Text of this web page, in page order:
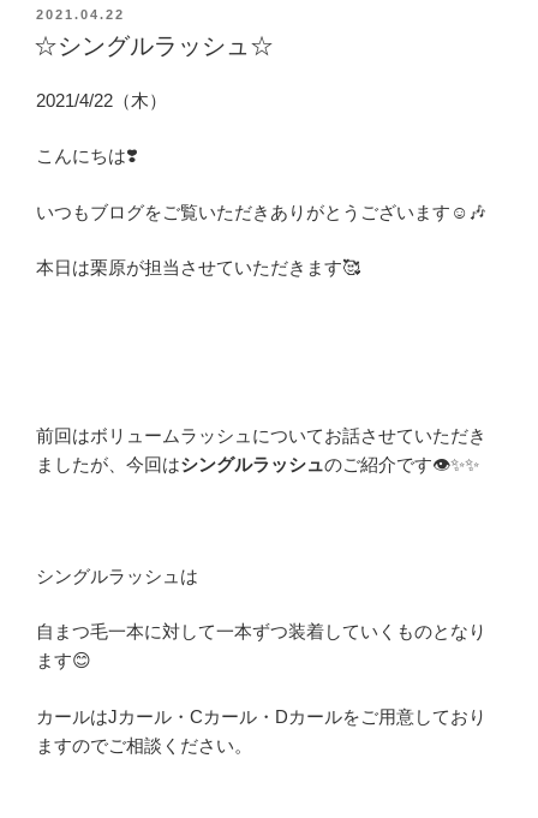
投
稿
日:
2021.04.22
☆シングルラッシュ☆
2021/4/22（木）
こんにちは❣️
いつもブログをご覧いただきありがとうございます☺️🎶
本日は栗原が担当させていただきます🥰
前回はボリュームラッシュについてお話させていただき
ましたが、今回はシングルラッシュのご紹介です👁✨✨
シングルラッシュは
自まつ毛一本に対して一本ずつ装着していくものとなり
ます😊
カールはJカール・Cカール・Dカールをご用意しており
ますのでご相談ください。